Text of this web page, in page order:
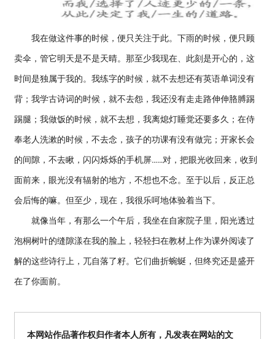
我在做这件事的时候，便只关注于此。下雨的时候，便只顾
卖伞，管它明天是不是天晴。那至少我现在、此刻是开心的，这
时间是独属于我的。我练字的时候，就不去想还有英语单词没有
背；我学古诗词的时候，就不去怨，我还没有走走路伸伸胳膊踢
踢腿；我做饭的时候，就不去想，我离熄灯睡觉还要多久；在侍
奉老人洗漱的时候，不去念，孩子的功课有没有做完；开家长会
的间隙，不去瞅，闪闪烁烁的手机屏……对，把眼光收回来，收到
面前来，眼光没有辐射的地方，不想也不念。至于以后，反正总
会后悔的嘛。但至少，现在，我很乐呵地体验着当下。
就像当年，有那么一个午后，我坐在自家院子里，阳光透过
泡桐树叶的缝隙漾在我的脸上，轻轻扫在教材上作为课外阅读了
解的这些诗行上，兀自落了籽。它们曲折蜿蜒，但终究还是盛开
在了你面前。
本网站作品著作权归作者本人所有，凡发表在网站的文